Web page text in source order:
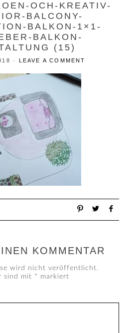
OCH-KREATIV-
BALCONY-
BALKON-1×1-
BALKON-
(15)
· LEAVE A COMMENT
KOMMENTAR
wird nicht veröffentlicht.
sind mit * markiert